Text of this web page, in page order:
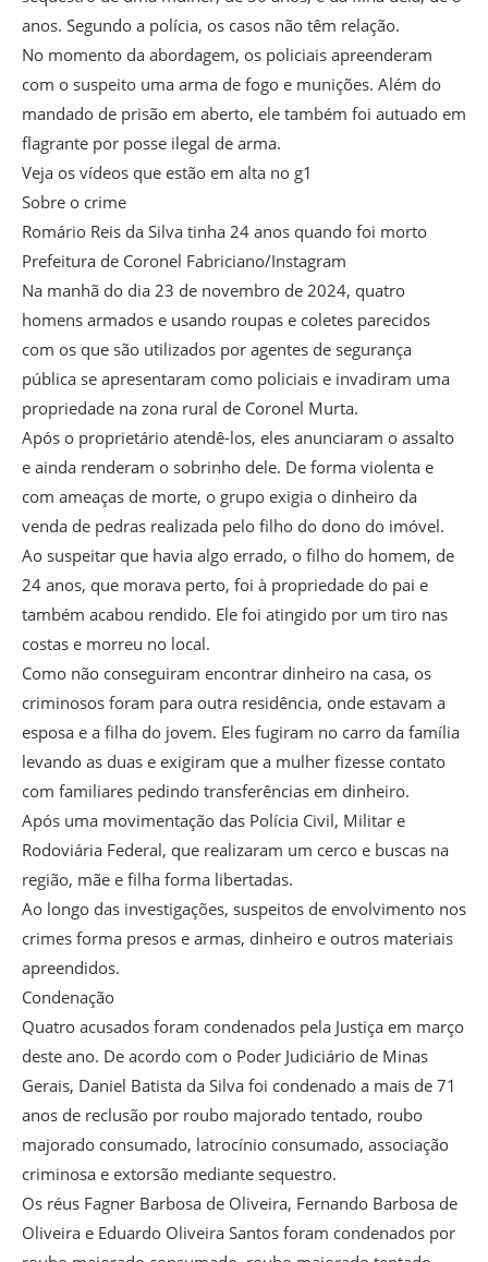
anos. Segundo a polícia, os casos não têm relação.
No momento da abordagem, os policiais apreenderam
com o suspeito uma arma de fogo e munições. Além do
mandado de prisão em aberto, ele também foi autuado em
flagrante por posse ilegal de arma.
Veja os vídeos que estão em alta no g1
Sobre o crime
Romário Reis da Silva tinha 24 anos quando foi morto
Prefeitura de Coronel Fabriciano/Instagram
Na manhã do dia 23 de novembro de 2024, quatro
homens armados e usando roupas e coletes parecidos
com os que são utilizados por agentes de segurança
pública se apresentaram como policiais e invadiram uma
propriedade na zona rural de Coronel Murta.
Após o proprietário atendê-los, eles anunciaram o assalto
e ainda renderam o sobrinho dele. De forma violenta e
com ameaças de morte, o grupo exigia o dinheiro da
venda de pedras realizada pelo filho do dono do imóvel.
Ao suspeitar que havia algo errado, o filho do homem, de
24 anos, que morava perto, foi à propriedade do pai e
também acabou rendido. Ele foi atingido por um tiro nas
costas e morreu no local.
Como não conseguiram encontrar dinheiro na casa, os
criminosos foram para outra residência, onde estavam a
esposa e a filha do jovem. Eles fugiram no carro da família
levando as duas e exigiram que a mulher fizesse contato
com familiares pedindo transferências em dinheiro.
Após uma movimentação das Polícia Civil, Militar e
Rodoviária Federal, que realizaram um cerco e buscas na
região, mãe e filha forma libertadas.
Ao longo das investigações, suspeitos de envolvimento nos
crimes forma presos e armas, dinheiro e outros materiais
apreendidos.
Condenação
Quatro acusados foram condenados pela Justiça em março
deste ano. De acordo com o Poder Judiciário de Minas
Gerais, Daniel Batista da Silva foi condenado a mais de 71
anos de reclusão por roubo majorado tentado, roubo
majorado consumado, latrocínio consumado, associação
criminosa e extorsão mediante sequestro.
Os réus Fagner Barbosa de Oliveira, Fernando Barbosa de
Oliveira e Eduardo Oliveira Santos foram condenados por